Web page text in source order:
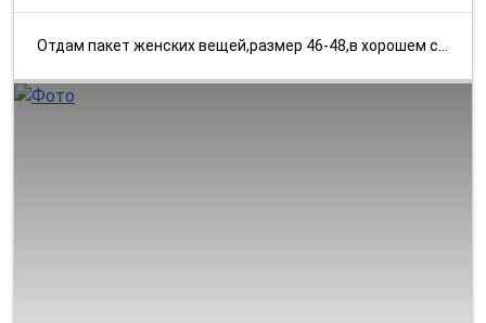
Отдам пакет женских вещей,размер 46-48,в хорошем состоянии.